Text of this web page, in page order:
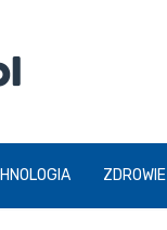
ZDROWIE